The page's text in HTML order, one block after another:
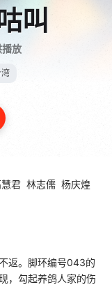
叫
放
湾
君 林志儒 杨庆煌
返。脚环编号043的
，勾起养鸽人家的伤